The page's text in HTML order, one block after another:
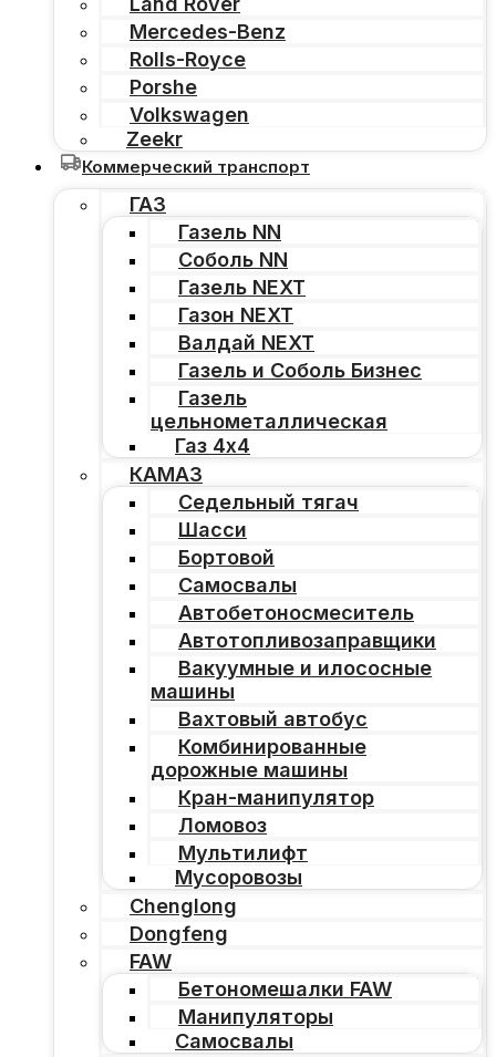
Mercedes-Benz
Rolls-Royce
Porshe
Volkswagen
Zeekr
Коммерческий транспорт
ГАЗ
Газель NN
Соболь NN
Газель NEXT
Газон NEXT
Валдай NEXT
Газель и Соболь Бизнес
Газель
цельнометаллическая
Газ 4х4
КАМАЗ
Седельный тягач
Шасси
Бортовой
Самосвалы
Автобетоносмеситель
Автотопливозаправщики
Вакуумные и илососные
машины
Вахтовый автобус
Комбинированные
дорожные машины
Кран-манипулятор
Ломовоз
Мультилифт
Мусоровозы
Chenglong
Dongfeng
FAW
Бетономешалки FAW
Манипуляторы
Самосвалы